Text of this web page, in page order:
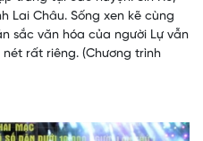
Lai Châu. Sống xen kẽ cùng
sắc văn hóa của người Lự vẫn
rất riêng. (Chương trình